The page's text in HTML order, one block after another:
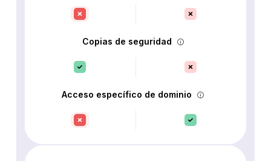
Copias de seguridad
Acceso específico de dominio